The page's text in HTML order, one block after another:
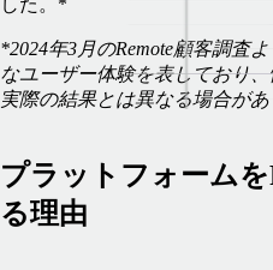
*2024年3月のRemote顧客調査
なユーザー体験を表しており
実際の結果とは異なる場合があ
プラットフォーム
る理由